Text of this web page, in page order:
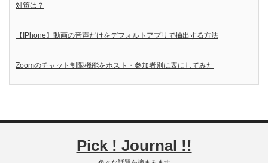
対策は？
【IPhone】動画の音声だけをデフォルトアプリで抽出する方法
Zoomのチャット制限機能をホスト・参加者別に表にしてみた
Pick ! Journal !!